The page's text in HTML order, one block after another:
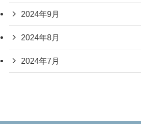
2024年9月
2024年8月
2024年7月